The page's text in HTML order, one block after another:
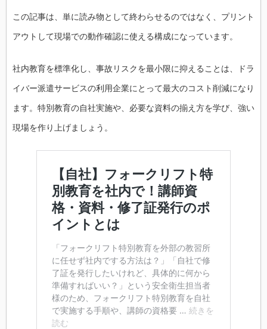
この記事は、単に読み物として終わらせるのではなく、プリント
アウトして現場での動作確認に使える構成になっています。
社内教育を標準化し、事故リスクを最小限に抑えることは、ドラ
イバー派遣サービスの利用企業にとって最大のコスト削減になり
ます。特別教育の自社実施や、必要な資料の揃え方を学び、強い
現場を作り上げましょう。